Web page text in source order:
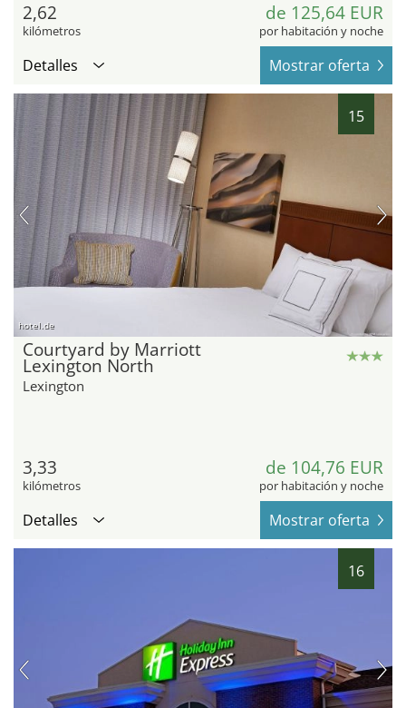
2,62
kilómetros
de 125,64 EUR
por habitación y noche
Detalles Mostrar oferta
15
hotel.de
Courtyard by Marriott
Lexington North
Lexington
3,33
kilómetros
de 104,76 EUR
por habitación y noche
Detalles Mostrar oferta
16